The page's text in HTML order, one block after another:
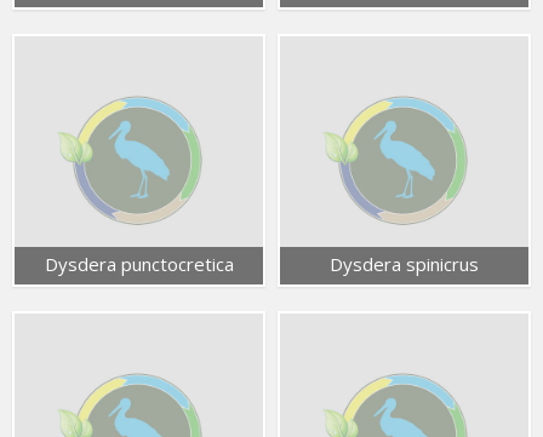
Dysdera punctocretica Dysdera spinicrus